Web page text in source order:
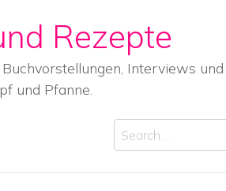
Rezepte
Interviews
und Pfanne.
Search